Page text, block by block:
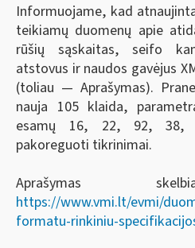
Informuojame, kad
teikiamų duomenų apie
rūšių sąskaitas, seifo
atstovus ir naudos gavėjus
(toliau — Aprašymas).
nauja 105 klaida,
esamų 16, 22, 92, 38,
pakoreguoti tikrinimai.
Aprašymas
https://www.vmi.lt/evmi/
formatu-rinkiniu-